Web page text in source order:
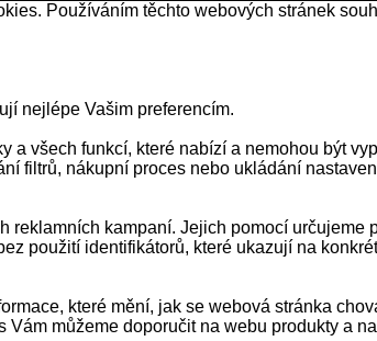
Používáním těchto webových stránek
nejlépe Vašim preferencím.
všech funkcí, které nabízí a nemohou být
filtrů, nákupní proces nebo ukládání
kampaní. Jejich pomocí určujeme
použití identifikátorů, které ukazují na
které mění, jak se webová stránka
můžeme doporučit na webu produkty a